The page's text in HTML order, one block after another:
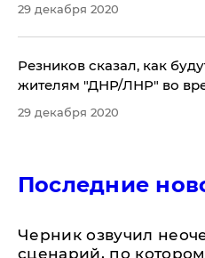
29 декабря 2020
Резников сказал, как
жителям "ДНР/ЛНР" во
29 декабря 2020
Последние
Черник озвучил
сценарий, по